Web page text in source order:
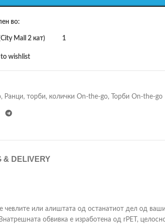
во:
Mall 2 кат) 1
wishlist
, Ранци, торби, колички On-the-go, Торби On-the-go
& DELIVERY
или алиштата од останатиот дел од
обвивка е изработена од rPET,